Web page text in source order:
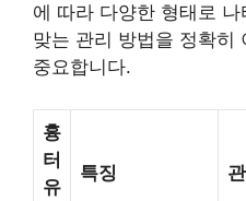
에 따라 다양한 형태로
맞는 관리 방법을 정확히
중요합니다.
흉
터
유
특징